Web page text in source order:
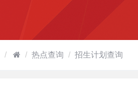
热点查询 招生计划查询